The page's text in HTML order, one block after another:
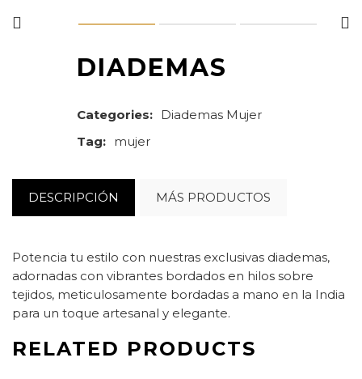
DIADEMAS
Categories: Diademas Mujer
Tag: mujer
DESCRIPCIÓN MÁS PRODUCTOS
Potencia tu estilo con nuestras exclusivas diademas,
adornadas con vibrantes bordados en hilos sobre
tejidos, meticulosamente bordadas a mano en la India
para un toque artesanal y elegante.
RELATED PRODUCTS